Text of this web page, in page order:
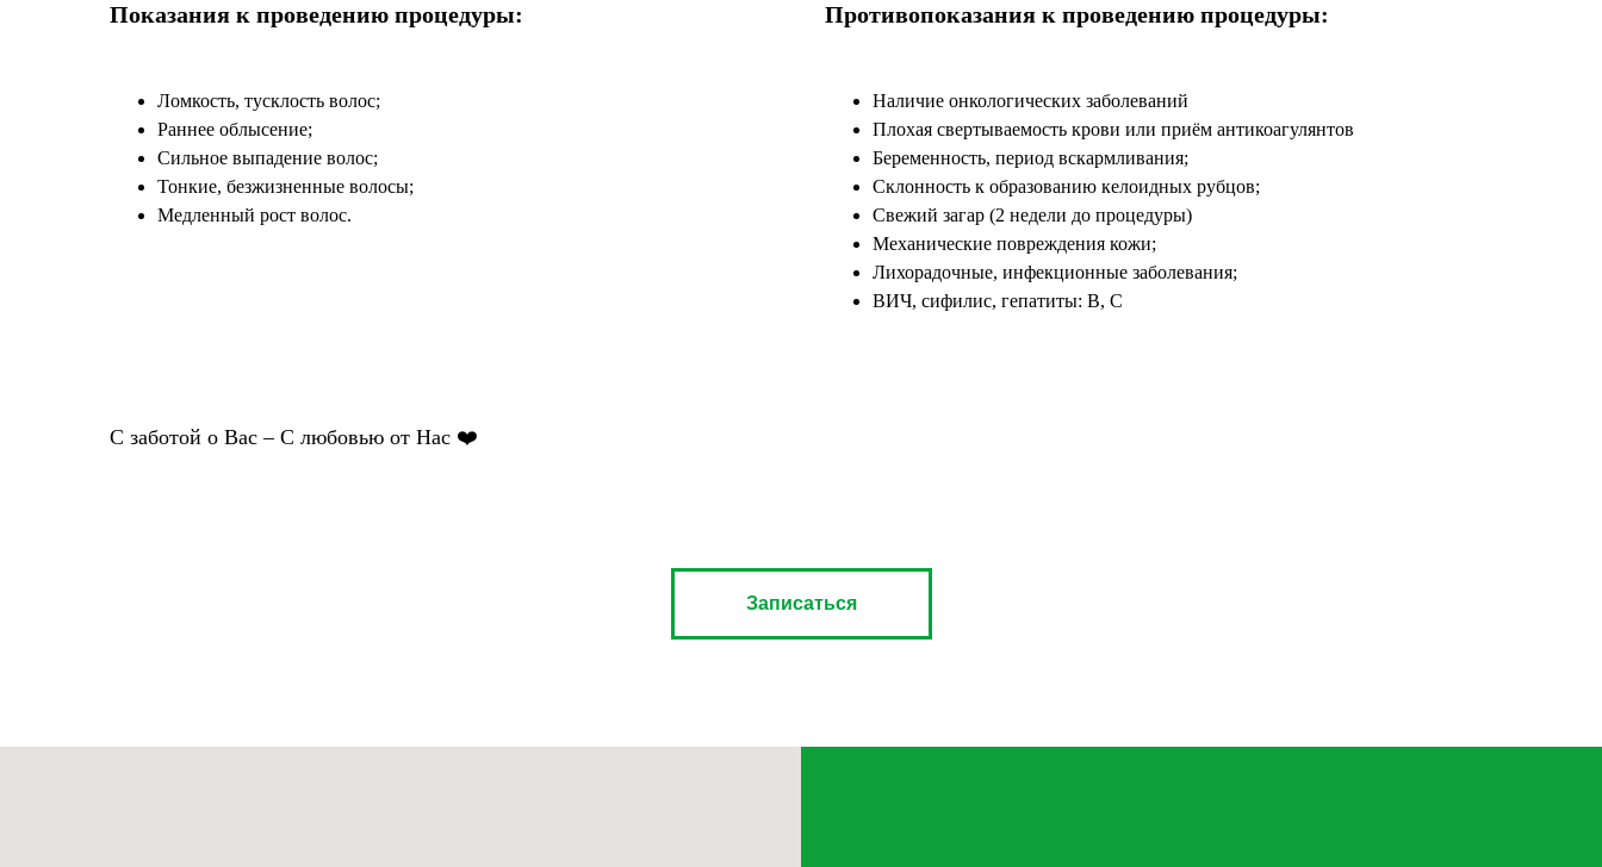
Показания к проведению процедуры:
Ломкость, тусклость волос;
Раннее облысение;
Сильное выпадение волос;
Тонкие, безжизненные волосы;
Медленный рост волос.
Противопоказания к проведению процедуры:
Наличие онкологических заболеваний
Плохая свертываемость крови или приём антикоагулянтов
Беременность, период вскармливания;
Склонность к образованию келоидных рубцов;
Свежий загар (2 недели до процедуры)
Механические повреждения кожи;
Лихорадочные, инфекционные заболевания;
ВИЧ, сифилис, гепатиты: В, С
С заботой о Вас – С любовью от Нас ❤️
Записаться